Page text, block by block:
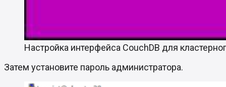
Настройка интерфейса CouchDB для
Затем установите пароль администратора.